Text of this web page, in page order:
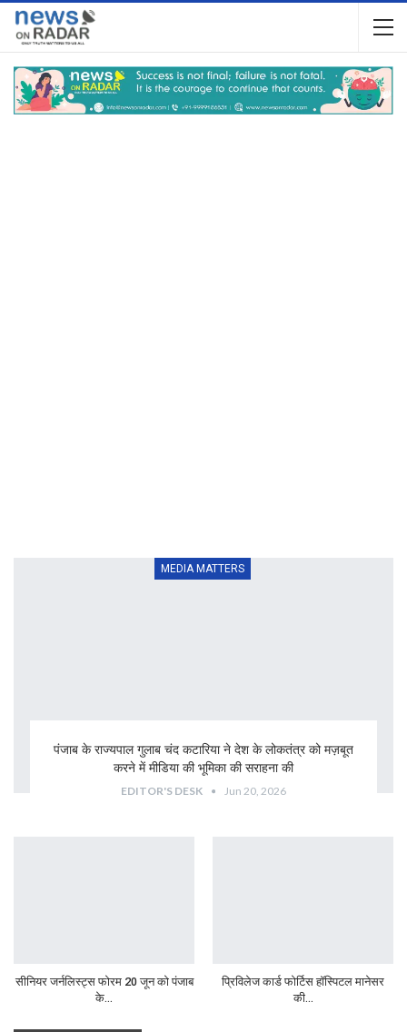
MEDIA MATTERS
पंजाब के राज्यपाल गुलाब चंद कटारिया ने देश के लोकतंत्र को मज़बूत
करने में मीडिया की भूमिका की सराहना की
EDITOR'S DESK Jun 20, 2026
सीनियर जर्नलिस्ट्स फोरम 20 जून को पंजाब
के…
प्रिविलेज कार्ड फोर्टिस हॉस्पिटल मानेसर
की…